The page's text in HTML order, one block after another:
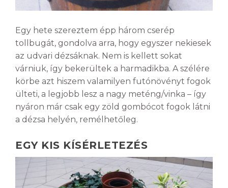
Egy hete szereztem épp három cserép
tollbugát, gondolva arra, hogy egyszer nekiesek
az udvari dézsáknak. Nem is kellett sokat
várniuk, így bekerültek a harmadikba. A szélére
körbe azt hiszem valamilyen futónövényt fogok
ülteti, a legjobb lesz a nagy meténg/vinka – így
nyáron már csak egy zöld gombócot fogok látni
a dézsa helyén, remélhetőleg.
EGY KIS KÍSÉRLETEZÉS